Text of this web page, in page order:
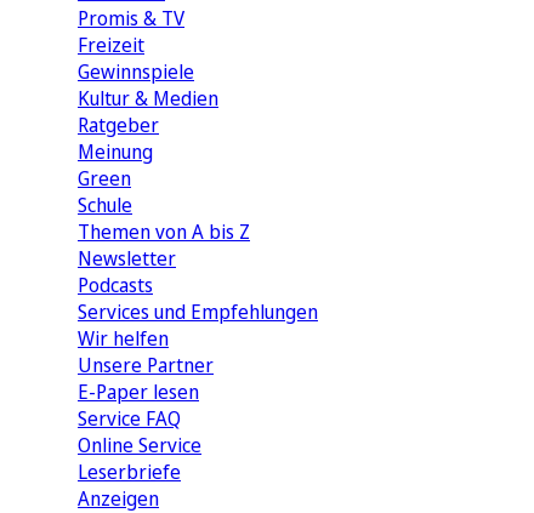
Promis & TV
Freizeit
Gewinnspiele
Kultur & Medien
Ratgeber
Meinung
Green
Schule
Themen von A bis Z
Newsletter
Podcasts
Services und Empfehlungen
Wir helfen
Unsere Partner
E-Paper lesen
Service FAQ
Online Service
Leserbriefe
Anzeigen